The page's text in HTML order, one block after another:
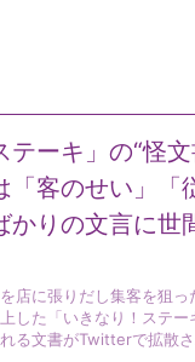
テーキ」の“怪
「客のせい」「
かりの文言に世
店に張りだし集客を狙
した「いきなり！ステ
る文書がTwitterで拡散